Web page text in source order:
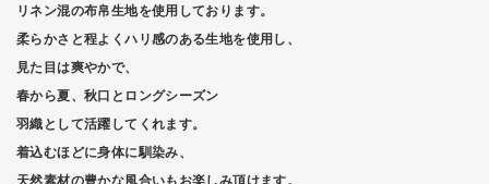
リネン混の布帛生地を使用しております。
柔らかさと程よくハリ感のある生地を使用し、
見た目は爽やかで、
春から夏、秋口とロングシーズン
羽織として活躍してくれます。
着込むほどに身体に馴染み、
天然素材の豊かな風合いもお楽しみ頂けます。